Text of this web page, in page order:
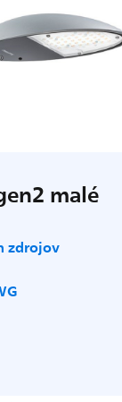
malé
zdrojov